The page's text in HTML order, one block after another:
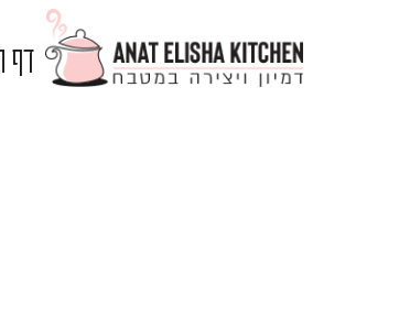
דף